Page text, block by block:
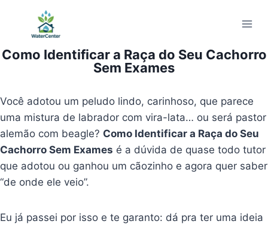
Conteúdo
Como Identificar a Raça do Seu Cachorro
Sem Exames
Você adotou um peludo lindo, carinhoso, que parece
uma mistura de labrador com vira-lata… ou será pastor
alemão com beagle? Como Identificar a Raça do Seu
Cachorro Sem Exames é a dúvida de quase todo tutor
que adotou ou ganhou um cãozinho e agora quer saber
“de onde ele veio”.
Eu já passei por isso e te garanto: dá pra ter uma ideia